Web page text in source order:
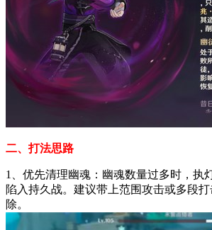
二、打法思路
1、优先清理幽魂：幽魂数量过多时，执
陷入持久战。建议带上范围攻击或多段
除。